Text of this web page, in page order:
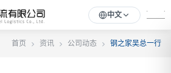
中文
首页 资讯 公司动态 钢之家吴总一行